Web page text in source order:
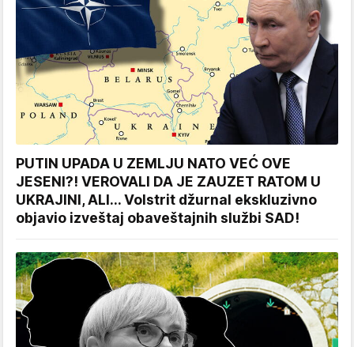
PUTIN UPADA U ZEMLJU NATO VEĆ OVE
JESENI?! VEROVALI DA JE ZAUZET RATOM U
UKRAJINI, ALI... Volstrit džurnal ekskluzivno
objavio izveštaj obaveštajnih službi SAD!